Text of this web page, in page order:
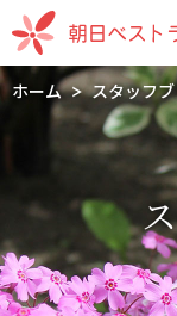
ホーム スタッフ